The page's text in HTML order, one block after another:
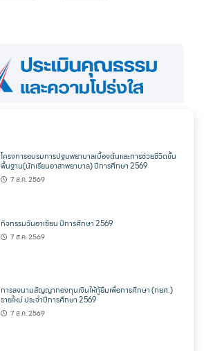
โครงการอบรมการปฐมพยาบาลเบื้องต้นและการช่วยชีวิตขั้น
พื้นฐาน(นักเรียนอาสาพยาบาล) ปีการศึกษา 2569
7 ส.ค. 2569
กิจกรรมวันอาเซียน ปีการศึกษา 2569
7 ส.ค. 2569
การลงนามสัญญากองทุนเงินให้กู้ยืมเพื่อการศึกษา (กยศ.)
รายใหม่ ประจำปีการศึกษา 2569
7 ส.ค. 2569